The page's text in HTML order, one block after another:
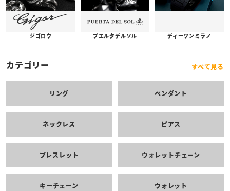
ジゴロウ プエルタデルソル ディーワンミラノ
カテゴリー すべて見る
リング ペンダント
ネックレス ピアス
ブレスレット ウォレットチェーン
キーチェーン ウォレット